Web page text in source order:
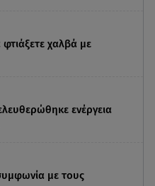
χαλβά με
ενέργεια
με τους